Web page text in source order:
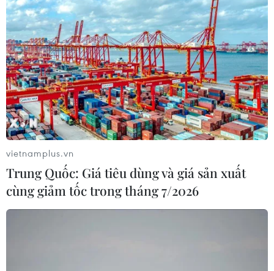
vietnamplus.vn
Trung Quốc: Giá tiêu dùng và giá sản xuất
cùng giảm tốc trong tháng 7/2026